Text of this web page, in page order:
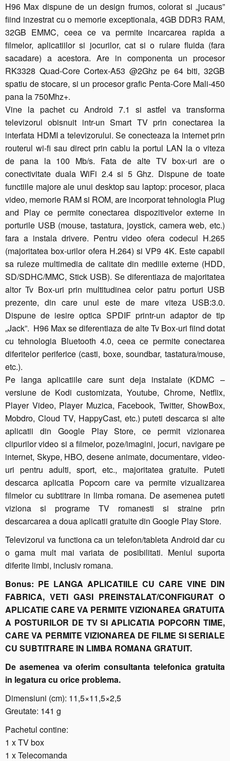
prețuri:
397,00 lei
până
la
485,00 lei
H96 Max dispune de un design frumos, colorat si „jucaus”
fiind inzestrat cu o memorie exceptionala, 4GB DDR3 RAM,
32GB EMMC, ceea ce va permite incarcarea rapida a
filmelor, aplicatiilor si jocurilor, cat si o rulare fluida (fara
sacadare) a acestora. Are in componenta un procesor
RK3328 Quad-Core Cortex-A53 @2Ghz pe 64 biti, 32GB
spatiu de stocare, si un procesor grafic Penta-Core Mali-450
pana la 750Mhz+.
Vine la pachet cu Android 7.1 si astfel va transforma
televizorul obisnuit intr-un Smart TV prin conectarea la
interfata HDMI a televizorului. Se conecteaza la internet prin
routerul wi-fi sau direct prin cablu la portul LAN la o viteza
de pana la 100 Mb/s. Fata de alte TV box-uri are o
conectivitate duala WiFi 2.4 si 5 Ghz. Dispune de toate
functiile majore ale unui desktop sau laptop: procesor, placa
video, memorie RAM si ROM, are incorporat tehnologia Plug
and Play ce permite conectarea dispozitivelor externe in
porturile USB (mouse, tastatura, joystick, camera web, etc.)
fara a instala drivere. Pentru video ofera codecul H.265
(majoritatea box-urilor ofera H.264) si VP9 4K. Este capabil
sa ruleze multimedia de calitate din mediile externe (HDD,
SD/SDHC/MMC, Stick USB). Se diferentiaza de majoritatea
altor Tv Box-uri prin multitudinea celor patru porturi USB
prezente, din care unul este de mare viteza USB:3.0.
Dispune de iesire optica SPDIF printr-un adaptor de tip
„Jack”. H96 Max se diferentiaza de alte Tv Box-uri fiind dotat
cu tehnologia Bluetooth 4.0, ceea ce permite conectarea
diferitelor periferice (casti, boxe, soundbar, tastatura/mouse,
etc.).
Pe langa aplicatiile care sunt deja instalate (KDMC –
versiune de Kodi customizata, Youtube, Chrome, Netflix,
Player Video, Player Muzica, Facebook, Twitter, ShowBox,
Mobdro, Cloud TV, HappyCast, etc.) puteti descarca si alte
aplicatii din Google Play Store, ce permit vizionarea
clipurilor video si a filmelor, poze/imagini, jocuri, navigare pe
internet, Skype, HBO, desene animate, documentare, video-
uri pentru adulti, sport, etc., majoritatea gratuite. Puteti
descarca aplicatia Popcorn care va permite vizualizarea
filmelor cu subtitrare in limba romana. De asemenea puteti
viziona si programe TV romanesti si straine prin
descarcarea a doua aplicatii gratuite din Google Play Store.
Televizorul va functiona ca un telefon/tableta Android dar cu
o gama mult mai variata de posibilitati. Meniul suporta
diferite limbi, inclusiv romana.
Bonus: PE LANGA APLICATIILE CU CARE VINE DIN
FABRICA, VETI GASI PREINSTALAT/CONFIGURAT O
APLICATIE CARE VA PERMITE VIZIONAREA GRATUITA
A POSTURILOR DE TV SI APLICATIA POPCORN TIME,
CARE VA PERMITE VIZIONAREA DE FILME SI SERIALE
CU SUBTITRARE IN LIMBA ROMANA GRATUIT.
De asemenea va oferim consultanta telefonica gratuita
in legatura cu orice problema.
Dimensiuni (cm): 11,5×11,5×2,5
Greutate: 141 g
Pachetul contine:
1 x TV box
1 x Telecomanda